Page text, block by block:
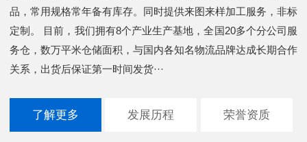
品，常用规格常年备有库存。同时提供来图来样加工服务，非标
定制。 目前，我们拥有8个产业生产基地，全国20多个分公司服
务仓，数万平米仓储面积，与国内各知名物流品牌达成长期合作
关系，出货后保证第一时间发货···
了解更多 发展历程 荣誉资质